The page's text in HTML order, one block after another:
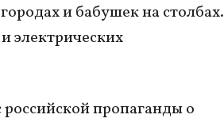
и бабушек на столбах.
электрических
пропаганды о